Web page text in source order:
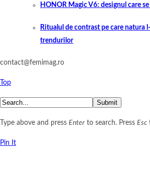
HONOR Magic V6: designul care
Ritualul de contrast pe care natura
trendurilor
contact@femimag.ro
Top
Submit
Type above and press Enter to search. Press Esc
Pin It